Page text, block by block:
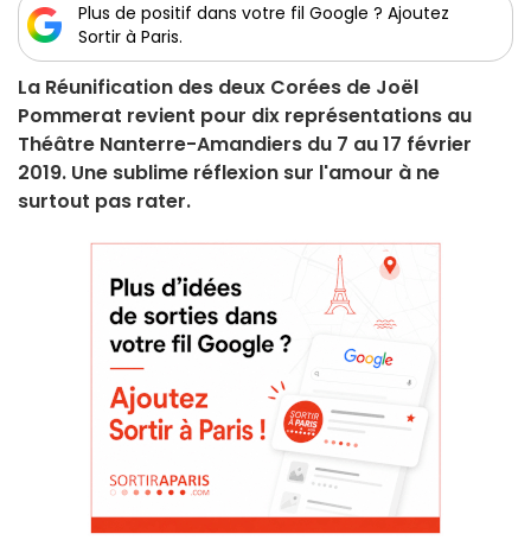
Plus de positif dans votre fil Google ? Ajoutez
Sortir à Paris.
La Réunification des deux Corées de Joël
Pommerat revient pour dix représentations au
Théâtre Nanterre-Amandiers du 7 au 17 février
2019. Une sublime réflexion sur l'amour à ne
surtout pas rater.